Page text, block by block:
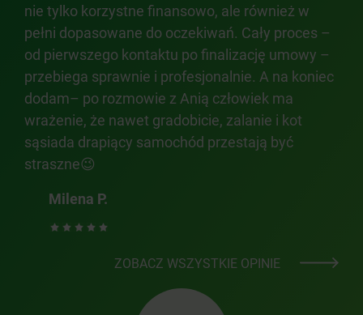
nie tylko korzystne finansowo, ale również w
pełni dopasowane do oczekiwań. Cały proces –
od pierwszego kontaktu po finalizację umowy –
przebiega sprawnie i profesjonalnie. A na koniec
dodam– po rozmowie z Anią człowiek ma
wrażenie, że nawet gradobicie, zalanie i kot
sąsiada drapiący samochód przestają być
straszne😉
Milena P.
ZOBACZ WSZYSTKIE OPINIE